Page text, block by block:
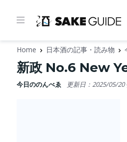
Home 日本酒の記事・読み物
新政 No.6 New
今日ののんべゑ 更新日：2025/05/20